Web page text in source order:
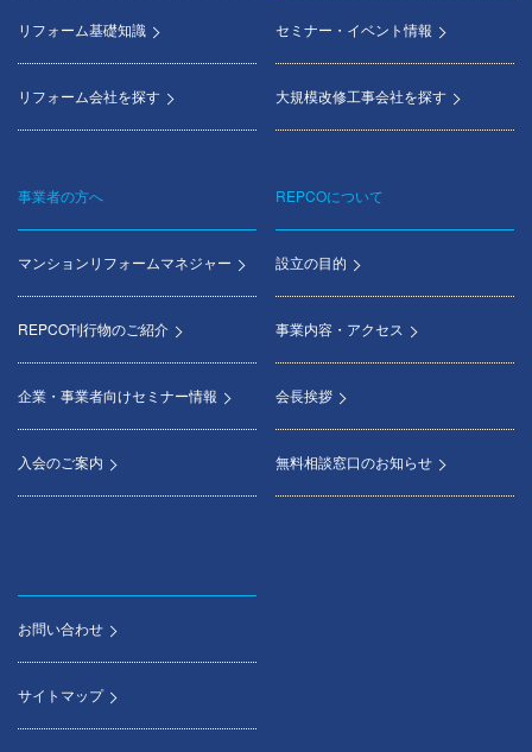
リフォーム基礎知識
リフォーム会社を探す
セミナー・イベント情報
大規模改修工事会社を探す
事業者の方へ
マンションリフォームマネジャー
REPCO刊行物のご紹介
企業・事業者向けセミナー情報
入会のご案内
REPCOについて
設立の目的
事業内容・アクセス
会長挨拶
無料相談窓口のお知らせ
お問い合わせ
サイトマップ